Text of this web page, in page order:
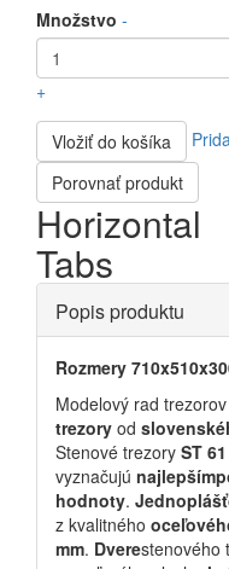
Množstvo -
+
Vložiť do košíka
Porovnať produkt
Horizontal
Tabs
Popis produktu
Rozmery
Modelový rad trezorov
trezory od
Stenové trezory ST 61
vyznačujú najlepším
hodnoty.
z kvalitného
mm. Dverestenového